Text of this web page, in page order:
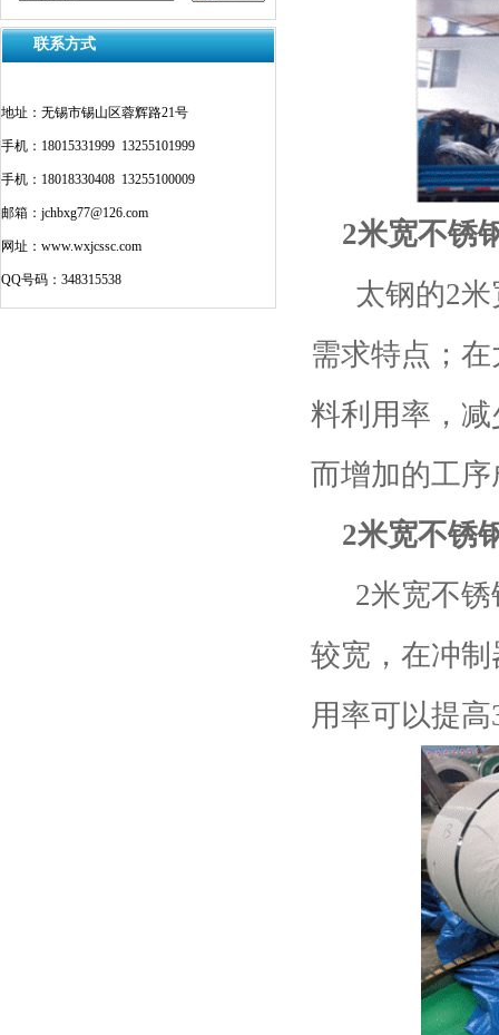
联系方式
地址：无锡市锡山区蓉辉路21号
手机：18015331999 13255101999
手机：18018330408 13255100009
邮箱：jchbxg77@126.com
网址：www.wxjcssc.com
QQ号码：348315538
2米宽不锈
太钢的2米
需求特点；
料利用率，
而增加的工
2米宽不锈
2米宽不
较宽，在冲
用率可以提高